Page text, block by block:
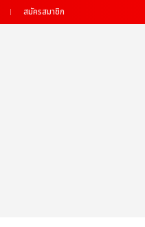
สมัครสมาชิก